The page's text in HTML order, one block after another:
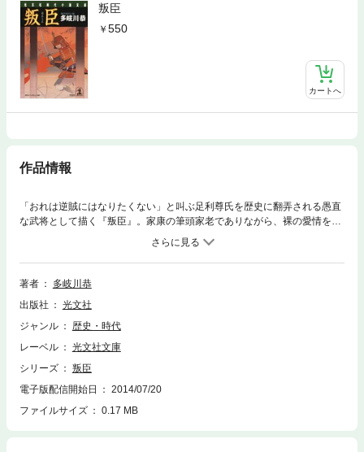
叛臣
550
カートへ
作品情報
「おれは逆賊にはなりたくない」と叫ぶ足利尊氏を歴史に翻弄される愚直
な武将として描く『叛臣』。家康の筆頭家老でありながら、裸の愛情を注
いでくる秀吉に走った石川数正の、武士の倫理と自己の感情のせめぎ合い
を活写する『異端の三河武士』。上下関係の厳しい武家社会にあって、あ
えて背いて生きることを選択した人間の性格と揺れる感情を丁寧に追った
傑作７編。（『異端の三河武士』改題）
著者
多岐川恭
出版社
光文社
ジャンル
歴史・時代
レーベル
光文社文庫
シリーズ
叛臣
電子版配信開始日
2014/07/20
ファイルサイズ
0.17 MB